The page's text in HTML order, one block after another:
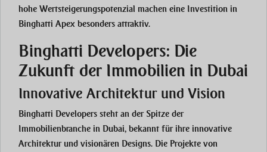
hohe Wertsteigerungspotenzial machen eine Investition in
Binghatti Apex besonders attraktiv.
Binghatti Developers: Die
Zukunft der Immobilien in Dubai
Innovative Architektur und Vision
Binghatti Developers steht an der Spitze der
Immobilienbranche in Dubai, bekannt für ihre innovative
Architektur und visionären Designs. Die Projekte von